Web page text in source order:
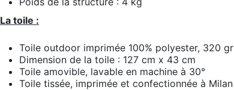
La toile :
Toile outdoor imprimée 100% polyester, 320 gr
Dimension de la toile : 127 cm x 43 cm
Toile amovible, lavable en machine à 30°
Toile tissée, imprimée et confectionnée à Milan